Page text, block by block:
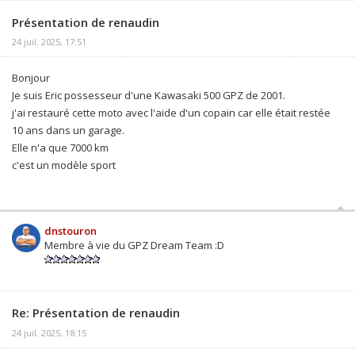
Présentation de renaudin
24 juil. 2025, 17:51
Bonjour
Je suis Eric possesseur d'une Kawasaki 500 GPZ de 2001.
j'ai restauré cette moto avec l'aide d'un copain car elle était restée
10 ans dans un garage.
Elle n'a que 7000 km
c'est un modèle sport
dnstouron
Membre à vie du GPZ Dream Team :D
Re: Présentation de renaudin
24 juil. 2025, 18:15